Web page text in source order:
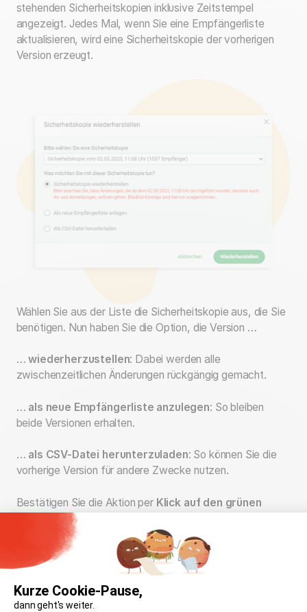
Kurze Cookie-Pause,
dann geht's weiter.
stehenden Sicherheitskopien inklusive Zeitstempel
angezeigt. Jedes Mal, wenn Sie eine Empfängerliste
aktualisieren, wird eine Sicherheitskopie der vorherigen
Version erzeugt.
Wählen Sie aus der Liste die Sicherheitskopie aus, die Sie
benötigen. Nun haben Sie die Option, die Version …
…wiederherzustellen: Dabei werden alle
zwischenzeitlichen Änderungen rückgängig gemacht.
… als neue Empfängerliste anzulegen: So bleiben
beide Versionen erhalten.
… als CSV-Datei herunterzuladen: So können Sie die
vorherige Version für andere Zwecke nutzen.
Bestätigen Sie die Aktion per Klick auf den grünen
Ähnliche Artikel